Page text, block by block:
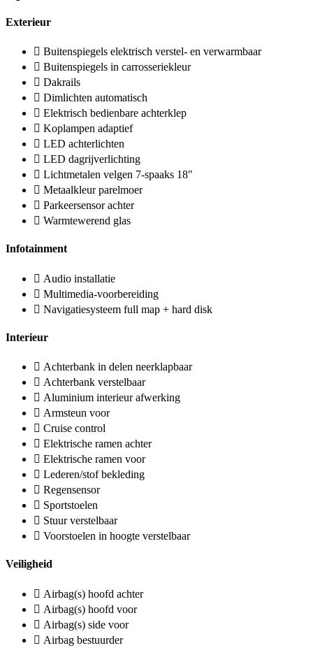
Exterieur
Buitenspiegels elektrisch verstel- en verwarmbaar
Buitenspiegels in carrosseriekleur
Dakrails
Dimlichten automatisch
Elektrisch bedienbare achterklep
Koplampen adaptief
LED achterlichten
LED dagrijverlichting
Lichtmetalen velgen 7-spaaks 18"
Metaalkleur parelmoer
Parkeersensor achter
Warmtewerend glas
Infotainment
Audio installatie
Multimedia-voorbereiding
Navigatiesysteem full map + hard disk
Interieur
Achterbank in delen neerklapbaar
Achterbank verstelbaar
Aluminium interieur afwerking
Armsteun voor
Cruise control
Elektrische ramen achter
Elektrische ramen voor
Lederen/stof bekleding
Regensensor
Sportstoelen
Stuur verstelbaar
Voorstoelen in hoogte verstelbaar
Veiligheid
Airbag(s) hoofd achter
Airbag(s) hoofd voor
Airbag(s) side voor
Airbag bestuurder